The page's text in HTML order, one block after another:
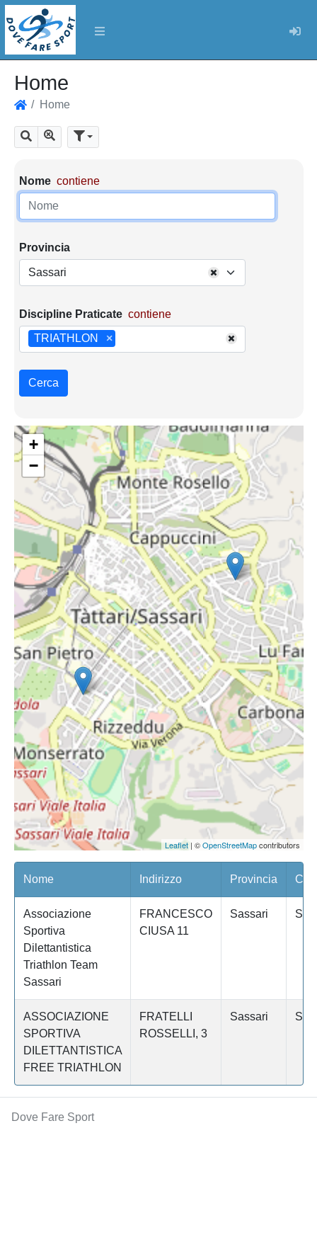
Home
Home
Cerca Mostra tutti i risultati
Parametri di ricerca
Nome contiene
Provincia
Sassari
Discipline Praticate contiene
×
TRIATHLON
Cerca
+
−
Leaflet| ©OpenStreetMapcontributors
Nome Indirizzo Provincia
Associazione
Sportiva
Dilettantistica
Triathlon Team
Sassari
FRANCESCO
CIUSA 11
Sassari
ASSOCIAZIONE
SPORTIVA
DILETTANTISTICA
FREE TRIATHLON
FRATELLI
ROSSELLI, 3
Sassari
Dove Fare Sport